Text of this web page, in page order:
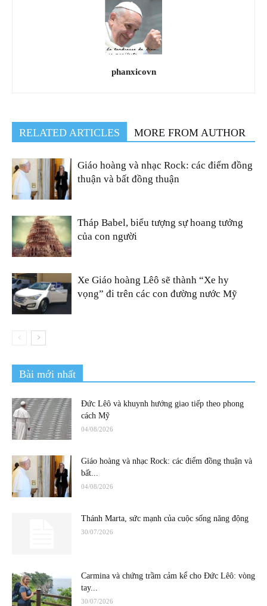
phanxicovn
RELATED ARTICLES MORE FROM AUTHOR
Giáo hoàng và nhạc Rock: các điểm đồng
thuận và bất đồng thuận
Tháp Babel, biểu tượng sự hoang tưởng
của con người
Xe Giáo hoàng Lêô sẽ thành “Xe hy
vọng” đi trên các con đường nước Mỹ
Bài mới nhất
Đức Lêô và khuynh hướng giao tiếp theo phong
cách Mỹ
04/08/2026
Giáo hoàng và nhạc Rock: các điểm đồng thuận và
bất...
04/08/2026
Thánh Marta, sức mạnh của cuộc sống năng động
30/07/2026
Carmina và chứng trầm cảm kể cho Đức Lêô: vòng
tay...
30/07/2026